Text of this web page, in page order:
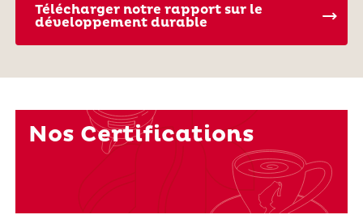
Télécharger notre rapport sur le
développement durable
Nos Certifications